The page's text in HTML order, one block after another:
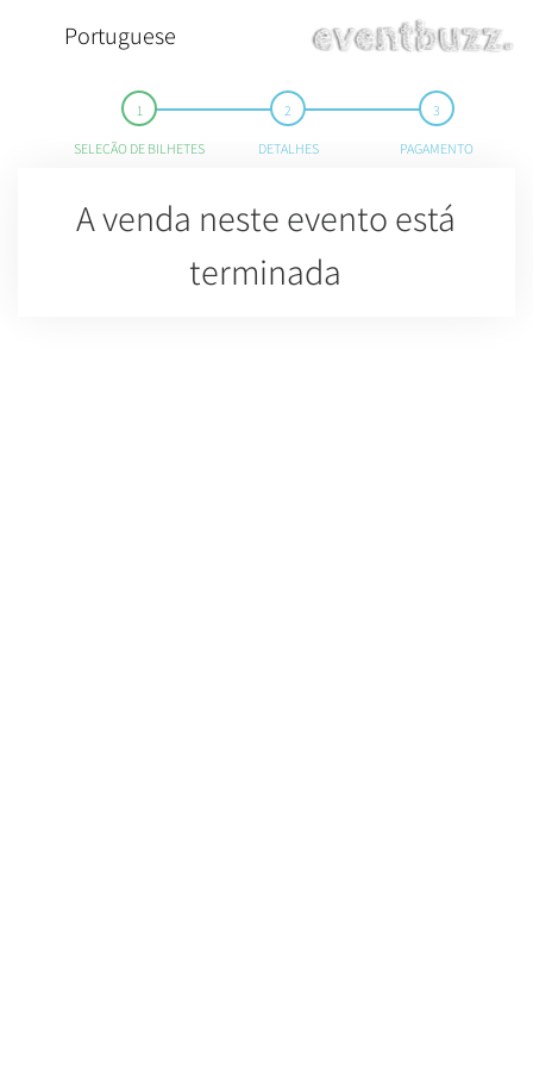
Portuguese
SELEÇÃO DE BILHETES DETALHES PAGAMENTO
A venda neste evento está
terminada